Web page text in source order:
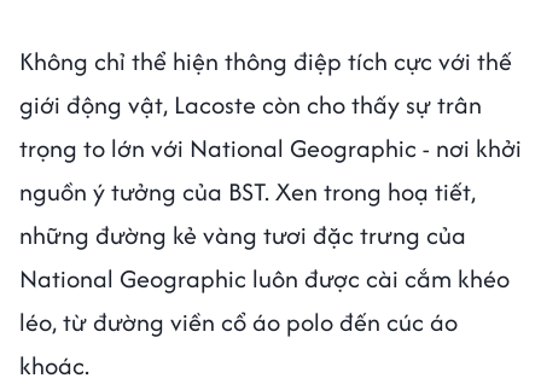
Không chỉ thể hiện thông điệp tích cực với thế
giới động vật, Lacoste còn cho thấy sự trân
trọng to lớn với National Geographic - nơi khởi
nguồn ý tưởng của BST. Xen trong hoạ tiết,
những đường kẻ vàng tươi đặc trưng của
National Geographic luôn được cài cắm khéo
léo, từ đường viền cổ áo polo đến cúc áo
khoác.